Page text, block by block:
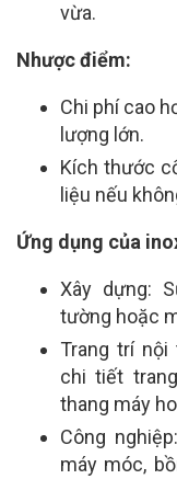
vừa.
Nhược điểm:
Chi phí cao
lượng lớn.
Kích thước
liệu nếu
Ứng dụng của
Xây dựng:
tường hoặc
Trang trí
chi tiết
thang máy
Công
máy móc,